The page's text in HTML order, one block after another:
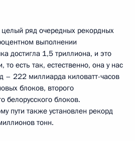
ряд очередных рекордных
выполнении
достигла 1,5 триллиона, и это
то есть так, естественно, она у нас
– 222 миллиарда киловатт-часов
блоков, второго
белорусского блоков.
пути также установлен рекорд
тонн.